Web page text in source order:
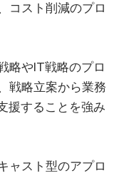
コスト削減のプロ
略やIT戦略のプロ
戦略立案から業務
援することを強み
ャスト型のアプロ